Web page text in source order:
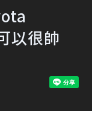
以很帥